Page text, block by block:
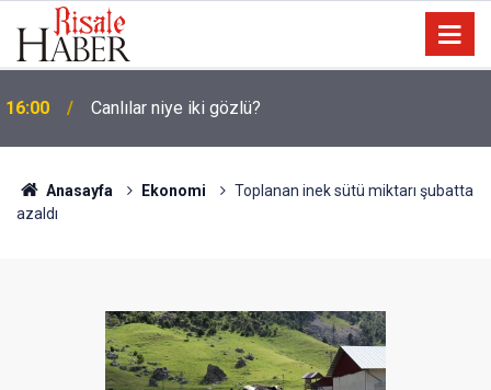
15:35 Sosyal medya, derslerde başarısızlığa yol açıyor
Anasayfa Ekonomi
Toplanan inek sütü miktarı şubatta
azaldı